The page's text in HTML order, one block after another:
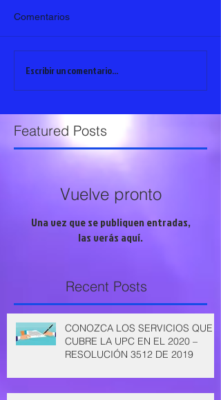
Comentarios
Escribir un comentario...
Featured Posts
Vuelve pronto
Una vez que se publiquen entradas,
las verás aquí.
Recent Posts
CONOZCA LOS SERVICIOS QUE
CUBRE LA UPC EN EL 2020 –
RESOLUCIÓN 3512 DE 2019